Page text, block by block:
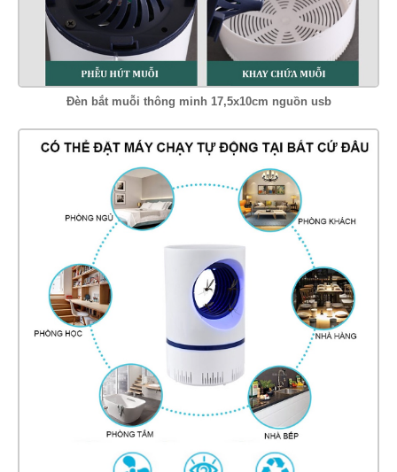
Đèn bắt muỗi thông minh 17,5x10cm nguồn usb